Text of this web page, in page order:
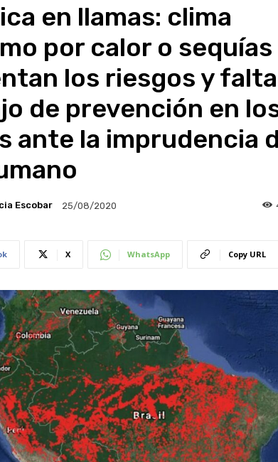
en llamas: clima
por calor o sequías
los riesgos y falta
de prevención en
ante la imprudencia
Escobar 25/08/2020
X WhatsApp Copy URL